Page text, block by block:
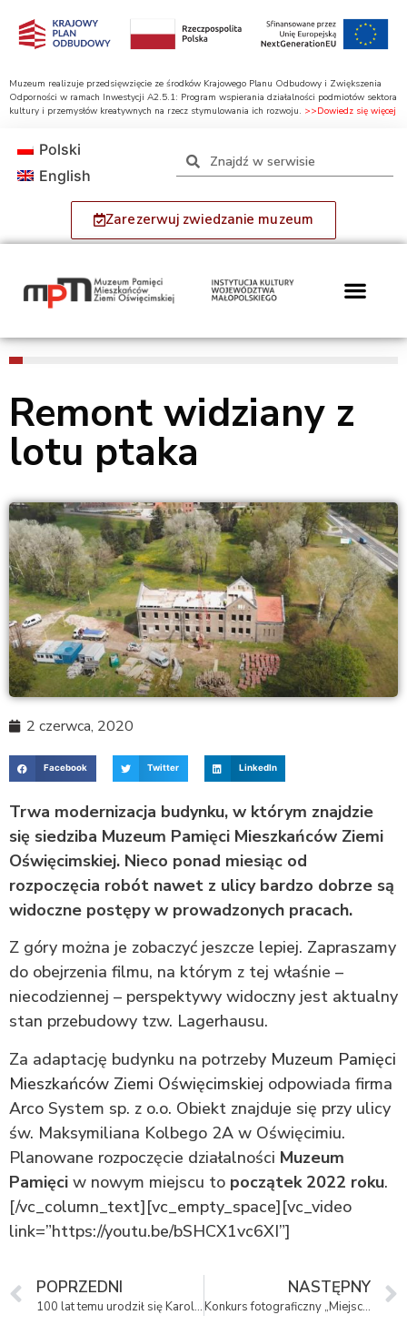
Muzeum realizuje przedsięwzięcie ze środków Krajowego Planu Odbudowy i Zwiększenia
Odporności w ramach Inwestycji A2.5.1: Program wspierania działalności podmiotów sektora
kultury i przemysłów kreatywnych na rzecz stymulowania ich rozwoju. >>Dowiedz się więcej
Zarezerwuj zwiedzanie muzeum
Polski
English
Remont widziany z
lotu ptaka
2 czerwca, 2020
Facebook Twitter LinkedIn
Trwa modernizacja budynku, w którym znajdzie
się siedziba Muzeum Pamięci Mieszkańców Ziemi
Oświęcimskiej. Nieco ponad miesiąc od
rozpoczęcia robót nawet z ulicy bardzo dobrze są
widoczne postępy w prowadzonych pracach.
Z góry można je zobaczyć jeszcze lepiej. Zapraszamy
do obejrzenia filmu, na którym z tej właśnie –
niecodziennej – perspektywy widoczny jest aktualny
stan przebudowy tzw. Lagerhausu.
Za adaptację budynku na potrzeby Muzeum Pamięci
Mieszkańców Ziemi Oświęcimskiej odpowiada firma
Arco System sp. z o.o. Obiekt znajduje się przy ulicy
św. Maksymiliana Kolbego 2A w Oświęcimiu.
Planowane rozpoczęcie działalności Muzeum
Pamięci w nowym miejscu to początek 2022 roku.
[/vc_column_text][vc_empty_space][vc_video
link=”https://youtu.be/bSHCX1vc6XI”]
POPRZEDNI
100 lat temu urodził się Karol Wojtyła
NASTĘPNY
Konkurs fotograficzny „Miejsca Pamięci – historia moją inspiracją”